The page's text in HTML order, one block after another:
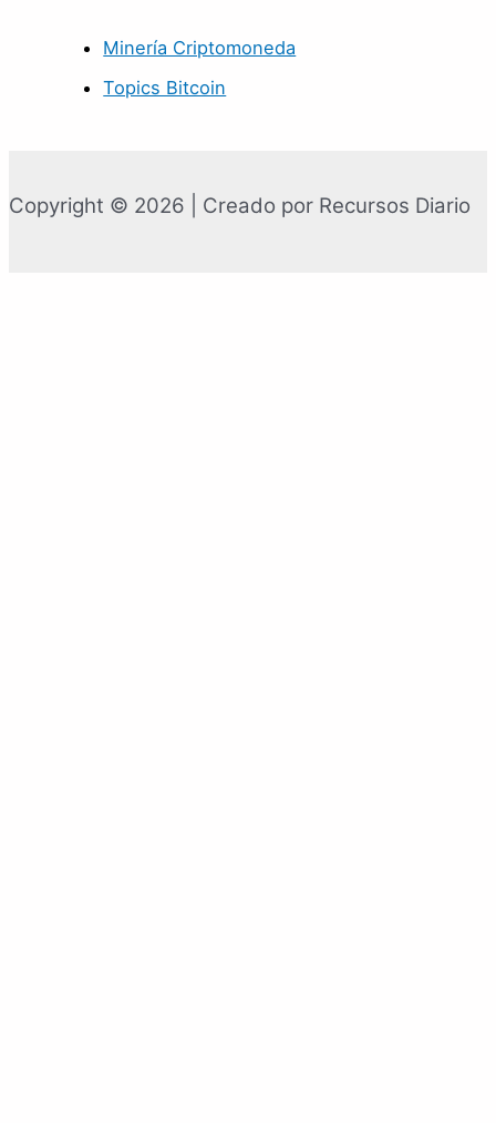
Minería Criptomoneda
Topics Bitcoin
Copyright © 2026 | Creado por Recursos Diario